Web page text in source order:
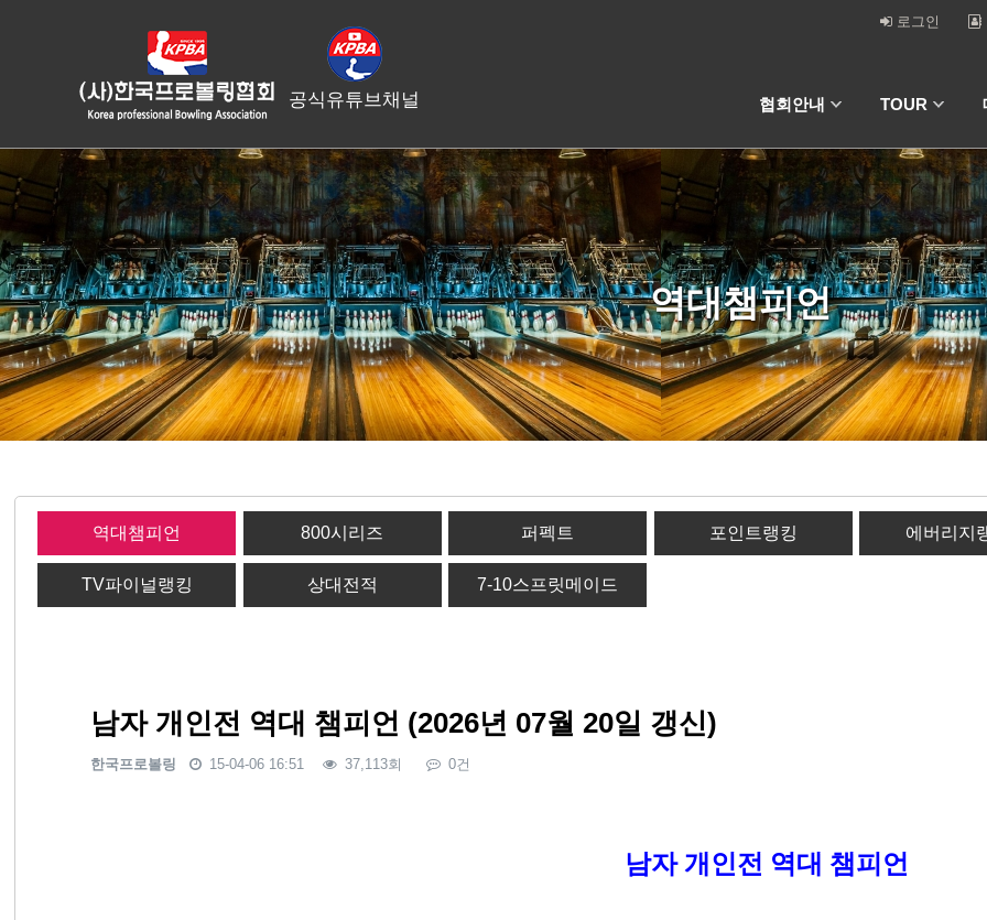
로그인
공식유튜브채널 협회안내 TOUR
역대챔피언
역대챔피언 800시리즈 퍼펙트 포인트랭킹 에버리지
TV파이널랭킹 상대전적 7-10스프릿메이드
남자 개인전 역대 챔피언 (2026년 07월 20일 갱신)
한국프로볼링 15-04-06 16:51 37,113회 0건
남자 개인전 역대 챔피언